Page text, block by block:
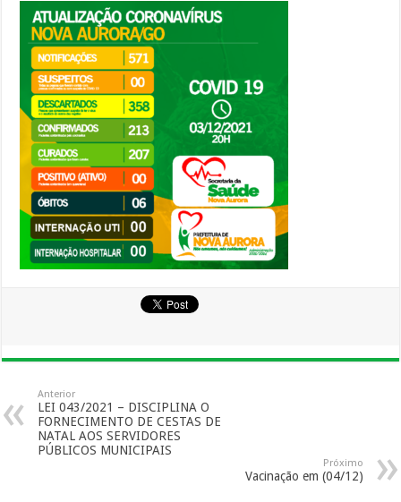
Anterior
LEI 043/2021 – DISCIPLINA O
FORNECIMENTO DE CESTAS DE
NATAL AOS SERVIDORES
PÚBLICOS MUNICIPAIS
Próximo
Vacinação em (04/12)